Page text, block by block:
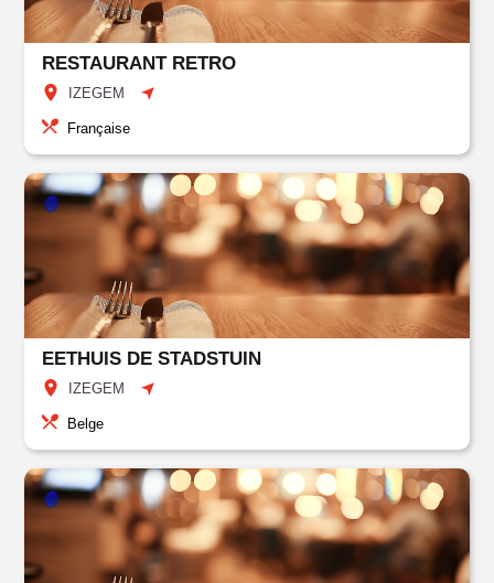
RESTAURANT RETRO
IZEGEM
Française
EETHUIS DE STADSTUIN
IZEGEM
Belge